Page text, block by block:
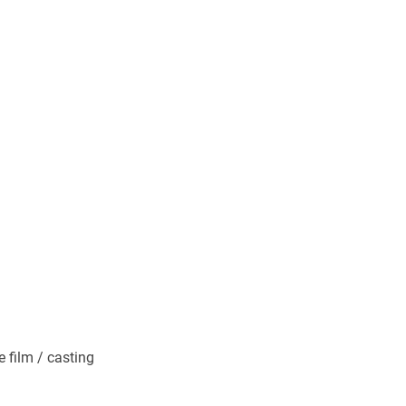
film / casting